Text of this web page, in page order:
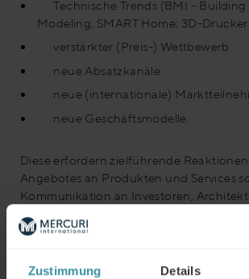
Zustimmung Details
Technische Trends (BMI –
Modeling; SMART Home; 3D-
verstärkter (Preis-) Wettbewerb
neue Absatzkanäle
neue (internationale)
neue Geschäftsmodelle.
Diese erfordern zielführende
Angebotes an Produkten und Services
Kommunikation an Investoren,
Handel und das Handwerk. Dabei
ein effektives und effizientes
mehr an Bedeutung. Und hierfür sind